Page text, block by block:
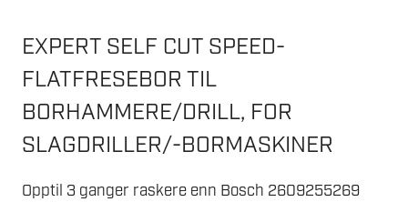
EXPERT SELF CUT SPEED-
FLATFRESEBOR TIL
BORHAMMERE/DRILL, FOR
SLAGDRILLER/-BORMASKINER
Opptil 3 ganger raskere enn Bosch 2609255269